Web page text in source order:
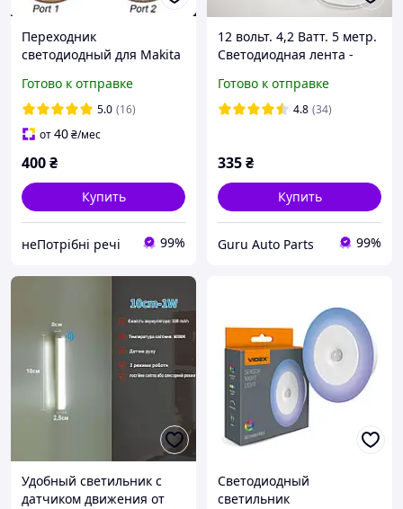
Переходник
светодиодный для Makita
аккумулятор Dual USB
Converter со
светодиодной лампой
Готово к отправке
5.0 (16)
от40₴/мес
400₴
Купить
неПотрібні речі 99%
12 вольт. 4,2 Ватт. 5 метр.
Светодиодная лента -
автомобильного
аккумулятора,фонарь
Готово к отправке
4.8 (34)
335₴
Купить
Guru Auto Parts 99%
Удобный светильник с
датчиком движения от
Светодиодный
светильник